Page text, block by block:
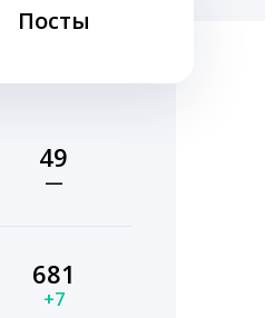
Посты
49
—
681
+7